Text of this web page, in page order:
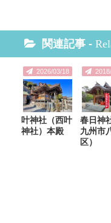
関連記事 -
2026/03/18
叶神社（西叶
神社）本殿
春日神
九州市
区）